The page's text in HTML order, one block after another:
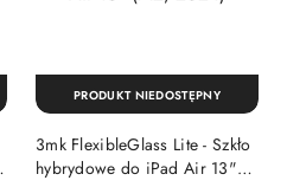
3mk FlexibleGlass Lite - Szkło
hybrydowe do iPad Air 13"
PRODUKT NIEDOSTĘPNY